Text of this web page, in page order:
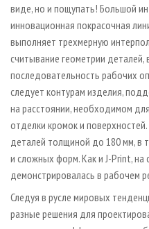
виде, но и пощупать! Большой
инновационная покрасочная
выполняет трехмерную
считывание геометрии
последовательность рабочих
следует контурам изделия,
на расстоянии, необходимом
отделки кромок и
деталей толщиной до 180 мм, в
и сложных форм. Как и J-Print, на
демонстрировалась в рабочем
Следуя в русле мировых
разные решения для